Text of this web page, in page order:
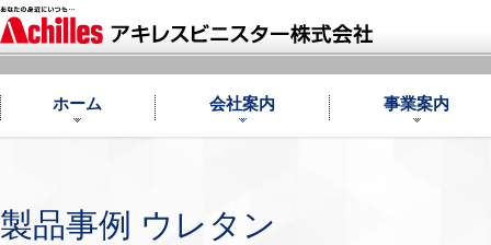
ホーム 会社案内 事業案内
製品事例 ウレタン